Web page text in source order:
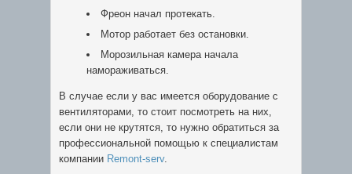
Фреон начал протекать.
Мотор работает без остановки.
Морозильная камера начала
намораживаться.
В случае если у вас имеется оборудование с
вентиляторами, то стоит посмотреть на них,
если они не крутятся, то нужно обратиться за
профессиональной помощью к специалистам
компании Remont-serv.